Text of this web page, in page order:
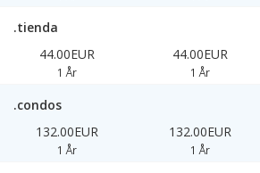
.tienda
44.00EUR
1 År
44.00EUR
1 År
.condos
132.00EUR
1 År
132.00EUR
1 År